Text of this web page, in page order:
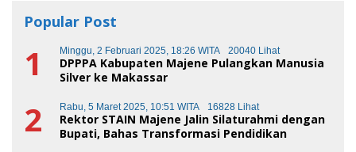
Popular Post
1 Minggu, 2 Februari 2025, 18:26 WITA 20040 Lihat
DPPPA Kabupaten Majene Pulangkan Manusia
Silver ke Makassar
2 Rabu, 5 Maret 2025, 10:51 WITA 16828 Lihat
Rektor STAIN Majene Jalin Silaturahmi dengan
Bupati, Bahas Transformasi Pendidikan